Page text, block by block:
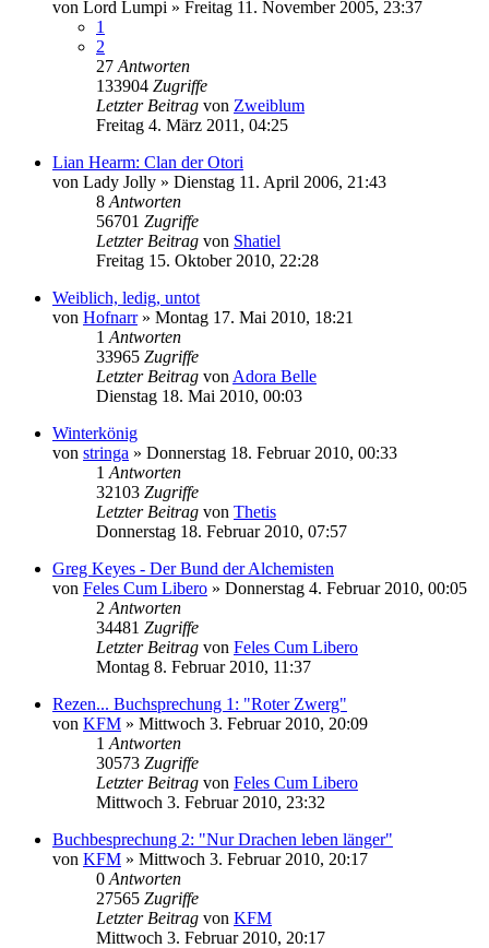
von Lord Lumpi » Freitag 11. November 2005, 23:37
1
2
27 Antworten
133904 Zugriffe
Letzter Beitrag von Zweiblum
Freitag 4. März 2011, 04:25
Lian Hearm: Clan der Otori
von Lady Jolly » Dienstag 11. April 2006, 21:43
8 Antworten
56701 Zugriffe
Letzter Beitrag von Shatiel
Freitag 15. Oktober 2010, 22:28
Weiblich, ledig, untot
von Hofnarr» Montag 17. Mai 2010, 18:21
1 Antworten
33965 Zugriffe
Letzter Beitrag von Adora Belle
Dienstag 18. Mai 2010, 00:03
Winterkönig
von stringa » Donnerstag 18. Februar 2010, 00:33
1 Antworten
32103 Zugriffe
Letzter Beitrag von Thetis
Donnerstag 18. Februar 2010, 07:57
Greg Keyes - Der Bund der Alchemisten
von Feles Cum Libero » Donnerstag 4. Februar 2010, 00:05
2 Antworten
34481 Zugriffe
Letzter Beitrag von Feles Cum Libero
Montag 8. Februar 2010, 11:37
Rezen... Buchsprechung 1: "Roter Zwerg"
von KFM » Mittwoch 3. Februar 2010, 20:09
1 Antworten
30573 Zugriffe
Letzter Beitrag von Feles Cum Libero
Mittwoch 3. Februar 2010, 23:32
Buchbesprechung 2: "Nur Drachen leben länger"
von KFM » Mittwoch 3. Februar 2010, 20:17
0 Antworten
27565 Zugriffe
Letzter Beitrag von KFM
Mittwoch 3. Februar 2010, 20:17